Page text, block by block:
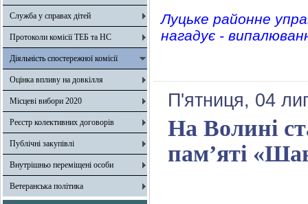
Служба у справах дітей
Протоколи комісії ТЕБ та НС
Діяльність спостережної комісії
Оцінка впливу на довкілля
Місцеві вибори 2020
Реєстр колективних договорів
Публічні закупівлі
Внутрішньо переміщені особи
Ветеранська політика
Луцьке районне
нагадує -
П'ятниця, 04
На Волині
пам’яті